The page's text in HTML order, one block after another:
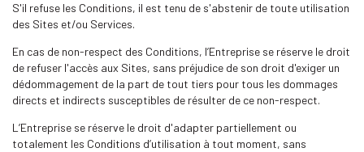
S'il refuse les Conditions, il est tenu de s'abstenir de toute utilisation
des Sites et/ou Services.
En cas de non-respect des Conditions, l’Entreprise se réserve le droit
de refuser l'accès aux Sites, sans préjudice de son droit d'exiger un
dédommagement de la part de tout tiers pour tous les dommages
directs et indirects susceptibles de résulter de ce non-respect.
L’Entreprise se réserve le droit d'adapter partiellement ou
totalement les Conditions d’utilisation à tout moment, sans